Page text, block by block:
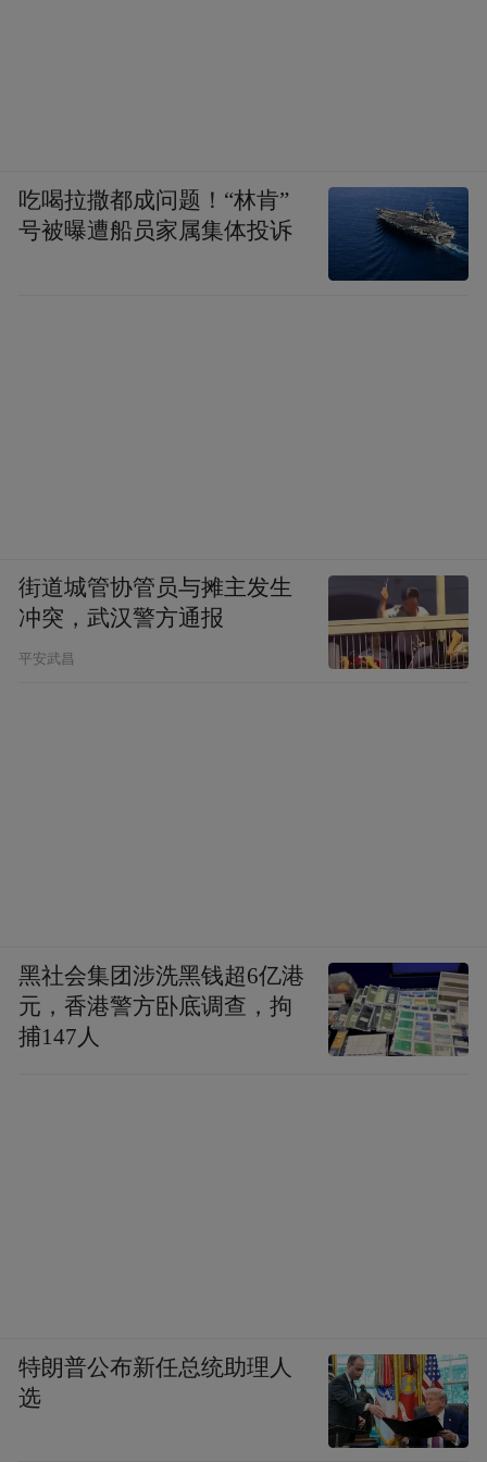
吃喝拉撒都成问题！“林肯”
号被曝遭船员家属集体投诉
街道城管协管员与摊主发生
冲突，武汉警方通报
平安武昌
黑社会集团涉洗黑钱超6亿港
元，香港警方卧底调查，拘
捕147人
特朗普公布新任总统助理人
选